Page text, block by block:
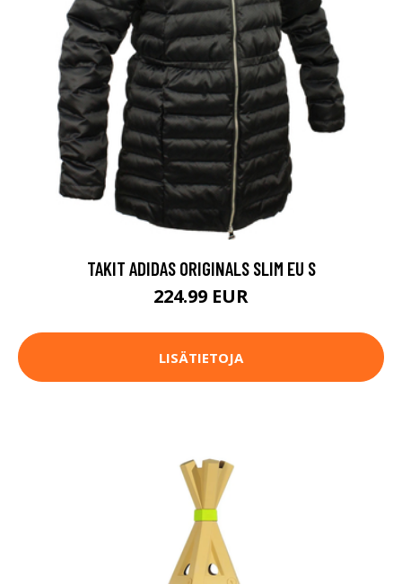
TAKIT ADIDAS ORIGINALS SLIM EU S
224.99 EUR
LISÄTIETOJA